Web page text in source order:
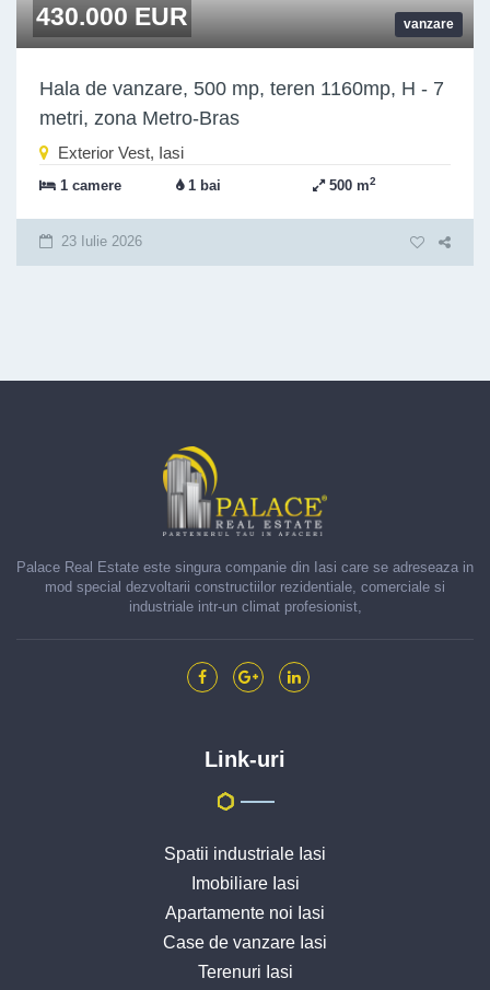
vanzare
430.000 EUR
Hala de vanzare, 500 mp, teren 1160mp, H - 7
metri, zona Metro-Bras
Exterior Vest, Iasi
1 camere 1 bai 500 m2
23 Iulie 2026
Palace Real Estate este singura companie din Iasi care se adreseaza in
mod special dezvoltarii constructiilor rezidentiale, comerciale si
industriale intr-un climat profesionist,
Link-uri
Spatii industriale Iasi
Imobiliare Iasi
Apartamente noi Iasi
Case de vanzare Iasi
Terenuri Iasi